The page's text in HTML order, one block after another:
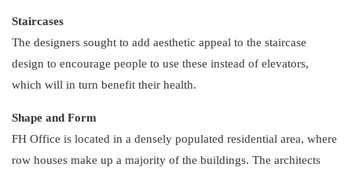
Staircases
The designers sought to add aesthetic appeal to the staircase
design to encourage people to use these instead of elevators,
which will in turn benefit their health.
Shape and Form
FH Office is located in a densely populated residential area, where
row houses make up a majority of the buildings. The architects